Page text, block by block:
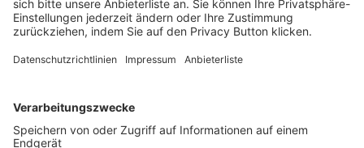
FOLGE DEM BFV
TOP-VEREINE